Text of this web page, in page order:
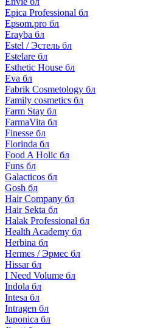
Epica Professional бл
Epsom.pro бл
Erayba бл
Estel / Эстель бл
Estelare бл
Esthetic House бл
Eva бл
Fabrik Cosmetology бл
Family cosmetics бл
Farm Stay бл
FarmaVita бл
Finesse бл
Florinda бл
Food A Holic бл
Funs бл
Galacticos бл
Gosh бл
Hair Company бл
Hair Sekta бл
Halak Professional бл
Health Academy бл
Herbina бл
Hermes / Эрмес бл
Hissar бл
I Need Volume бл
Indola бл
Intesa бл
Intragen бл
Japonica бл